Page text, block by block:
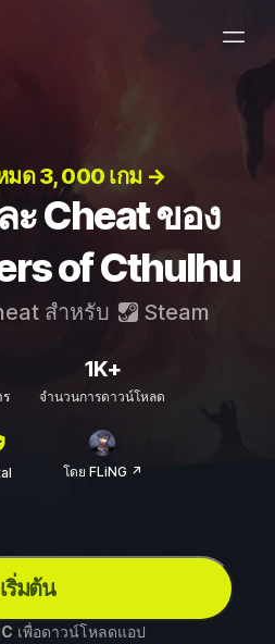
มด 3, 000 เกม →
ะ Cheat ของ
of Cthulhu
สำหรับ Steam
ร
1K+
จำนวนการดาวน์โหลด
โดย FLiNG ↗
เริ่มต้น
เพื่อดาวน์โหลดแอป